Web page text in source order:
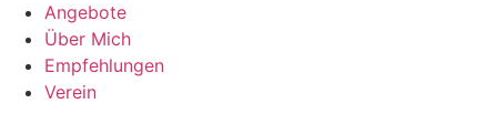
Angebote
Über Mich
Empfehlungen
Verein